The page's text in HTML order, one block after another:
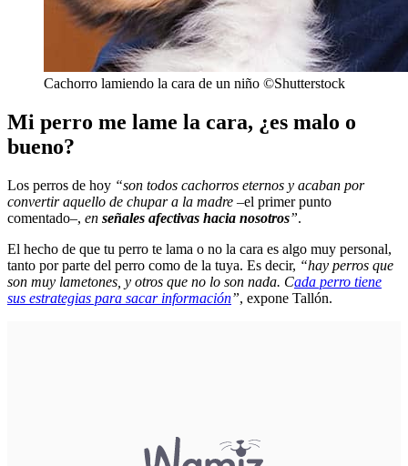
Cachorro lamiendo la cara de un niño ©Shutterstock
Mi perro me lame la cara, ¿es malo o
bueno?
Los perros de hoy “son todos cachorros eternos y acaban por
convertir aquello de chupar a la madre –el primer punto
comentado–, en señales afectivas hacia nosotros”.
El hecho de que tu perro te lama o no la cara es algo muy personal,
tanto por parte del perro como de la tuya. Es decir, “hay perros que
son muy lametones, y otros que no lo son nada. Cada perro tiene
sus estrategias para sacar información”, expone Tallón.